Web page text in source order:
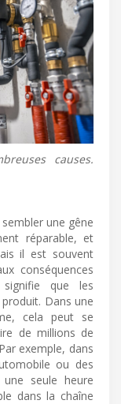
causes.
une gêne
réparable, et
il est souvent
conséquences
signifie que les
Dans une
cela peut se
de millions de
exemple, dans
ou des
seule heure
dans la chaîne